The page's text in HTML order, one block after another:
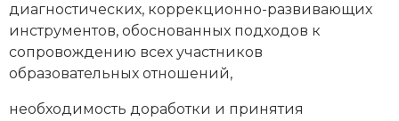
диагностических, коррекционно-развивающих
инструментов, обоснованных подходов к
сопровождению всех участников
образовательных отношений,
необходимость доработки и принятия